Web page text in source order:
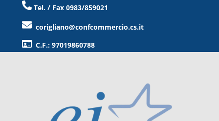
Tel. / Fax 0983/859021
corigliano@confcommercio.cs.it
C.F.: 97019860788